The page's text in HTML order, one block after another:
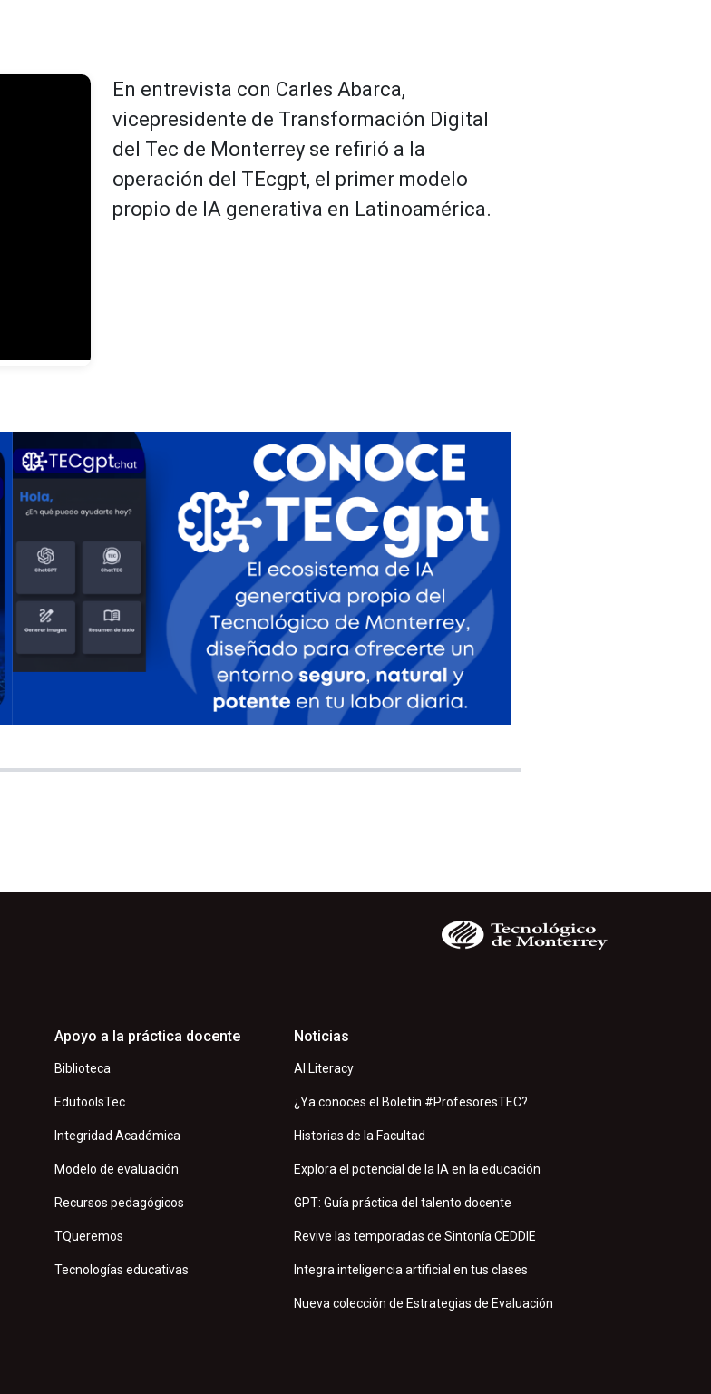
En entrevista con Carles Abarca,
vicepresidente de Transformación Digital
del Tec de Monterrey se refirió a la
operación del TEcgpt, el primer modelo
propio de IA generativa en Latinoamérica.
Apoyo a la práctica docente
Biblioteca
EdutoolsTec
Integridad Académica
Modelo de evaluación
Recursos pedagógicos
TQueremos
Tecnologías educativas
Noticias
AI Literacy
¿Ya conoces el Boletín #ProfesoresTEC?
Historias de la Facultad
Explora el potencial de la IA en la educación
GPT: Guía práctica del talento docente
Revive las temporadas de Sintonía CEDDIE
Integra inteligencia artificial en tus clases
Nueva colección de Estrategias de Evaluación